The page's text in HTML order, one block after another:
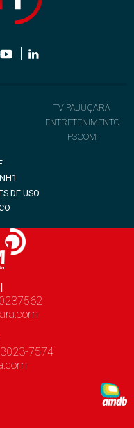
TV PAJUÇARA
ENTRETENIMENTO
PSCOM
DE USO
7574